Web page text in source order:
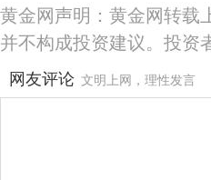
黄金网声明：黄金网转载
并不构成投资建议。投资
网友评论 文明上网，理性发言